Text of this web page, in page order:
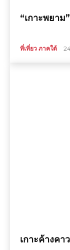
“เกาะพยา
ที่เที่ยว ภาคใต้
เกาะค้างค